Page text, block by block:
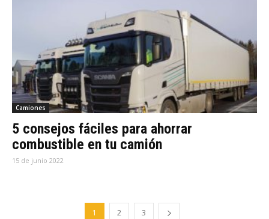
Camiones
5 consejos fáciles para ahorrar
combustible en tu camión
15 de junio 2022
1 2 3